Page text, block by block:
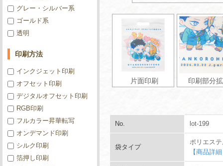
片面印刷 印刷部分
No. lot-199
袋タイプ
ポリエス
【商品詳
グレー・シルバー系
ゴールド系
透明
印刷方法
インクジェット印刷
オフセット印刷
デジタルオフセット印刷
RGB印刷
フルカラー昇華転写
オンデマンド印刷
シルク印刷
箔押し印刷